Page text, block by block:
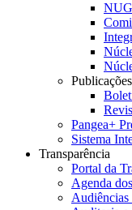
Publicações
Pangea+
Sistema
Transparência
Portal da
Agenda
Audiências